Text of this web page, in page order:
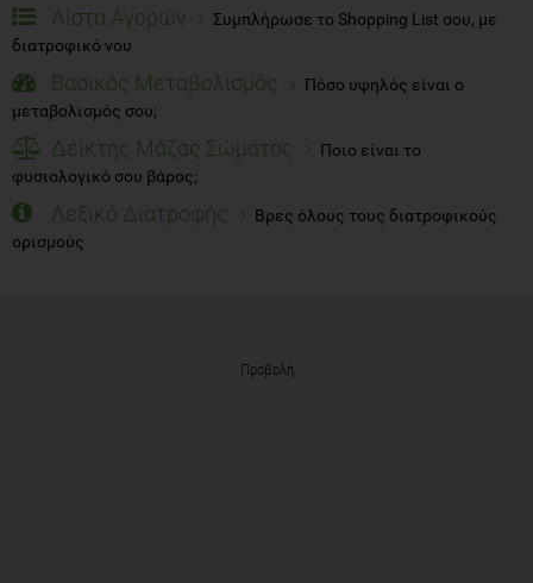
Λίστα Αγορών
Συμπλήρωσε το Shopping List σου, με
διατροφικό νου
Βασικός Μεταβολισμός
Πόσο υψηλός είναι ο
μεταβολισμός σου;
Δείκτης Μάζας Σώματος
Ποιο είναι το
φυσιολογικό σου βάρος;
Λεξικό Διατροφής
Βρες όλους τους διατροφικούς
ορισμούς
Προβολή